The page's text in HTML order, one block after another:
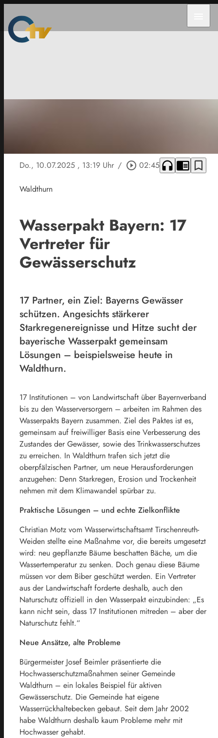
Do., 10.07.2025 , 13:19 Uhr / play_circle_outline 02:45 headphones chrome_reader_mode bookmark_border
Waldthurn
Wasserpakt Bayern: 17
Vertreter für
Gewässerschutz
17 Partner, ein Ziel: Bayerns Gewässer
schützen. Angesichts stärkerer
Starkregenereignisse und Hitze sucht der
bayerische Wasserpakt gemeinsam
Lösungen – beispielsweise heute in
Waldthurn.
17 Institutionen – von Landwirtschaft über Bayernverband
bis zu den Wasserversorgern – arbeiten im Rahmen des
Wasserpakts Bayern zusammen. Ziel des Paktes ist es,
gemeinsam auf freiwilliger Basis eine Verbesserung des
Zustandes der Gewässer, sowie des Trinkwasserschutzes
zu erreichen. In Waldthurn trafen sich jetzt die
oberpfälzischen Partner, um neue Herausforderungen
anzugehen: Denn Starkregen, Erosion und Trockenheit
nehmen mit dem Klimawandel spürbar zu.
Praktische Lösungen – und echte Zielkonflikte
Christian Motz vom Wasserwirtschaftsamt Tirschenreuth-
Weiden stellte eine Maßnahme vor, die bereits umgesetzt
wird: neu gepflanzte Bäume beschatten Bäche, um die
Wassertemperatur zu senken. Doch genau diese Bäume
müssen vor dem Biber geschützt werden. Ein Vertreter
aus der Landwirtschaft forderte deshalb, auch den
Naturschutz offiziell in den Wasserpakt einzubinden: „Es
kann nicht sein, dass 17 Institutionen mitreden – aber der
Naturschutz fehlt.“
Neue Ansätze, alte Probleme
Bürgermeister Josef Beimler präsentierte die
Hochwasserschutzmaßnahmen seiner Gemeinde
Waldthurn – ein lokales Beispiel für aktiven
Gewässerschutz. Die Gemeinde hat eigene
Wasserrückhaltebecken gebaut. Seit dem Jahr 2002
habe Waldthurn deshalb kaum Probleme mehr mit
Hochwasser gehabt.